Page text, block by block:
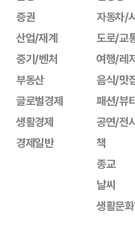
증권
산업/재계
중기/벤처
부동산
글로벌경제
생활경제
경제일반
자동차/
도로/교
여행/레
음식/맛
패션/뷰
공연/전
책
종교
날씨
생활문